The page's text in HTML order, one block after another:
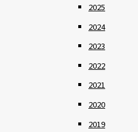
2025
2024
2023
2022
2021
2020
2019